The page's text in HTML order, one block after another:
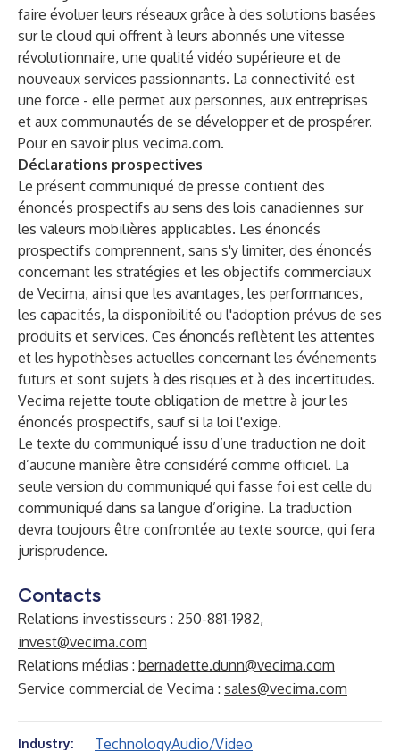
faire évoluer leurs réseaux grâce à des solutions basées
sur le cloud qui offrent à leurs abonnés une vitesse
révolutionnaire, une qualité vidéo supérieure et de
nouveaux services passionnants. La connectivité est
une force - elle permet aux personnes, aux entreprises
et aux communautés de se développer et de prospérer.
Pour en savoir plus vecima.com.
Déclarations prospectives
Le présent communiqué de presse contient des
énoncés prospectifs au sens des lois canadiennes sur
les valeurs mobilières applicables. Les énoncés
prospectifs comprennent, sans s'y limiter, des énoncés
concernant les stratégies et les objectifs commerciaux
de Vecima, ainsi que les avantages, les performances,
les capacités, la disponibilité ou l'adoption prévus de ses
produits et services. Ces énoncés reflètent les attentes
et les hypothèses actuelles concernant les événements
futurs et sont sujets à des risques et à des incertitudes.
Vecima rejette toute obligation de mettre à jour les
énoncés prospectifs, sauf si la loi l'exige.
Le texte du communiqué issu d’une traduction ne doit
d’aucune manière être considéré comme officiel. La
seule version du communiqué qui fasse foi est celle du
communiqué dans sa langue d’origine. La traduction
devra toujours être confrontée au texte source, qui fera
jurisprudence.
Contacts
Relations investisseurs : 250-881-1982,
invest@vecima.com
Relations médias : bernadette.dunn@vecima.com
Service commercial de Vecima : sales@vecima.com
Industry: TechnologyAudio/Video